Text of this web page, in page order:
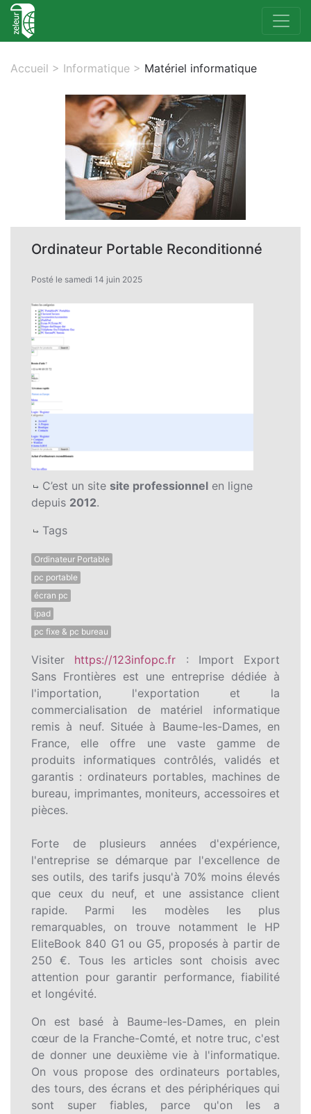
Accueil > Informatique > Matériel informatique
Ordinateur Portable Reconditionné
Posté le samedi 14 juin 2025
C’est un site site professionnel en ligne
depuis 2012.
Tags
Ordinateur Portable
pc portable
écran pc
ipad
pc fixe & pc bureau
Visiter https://123infopc.fr : Import Export
Sans Frontières est une entreprise dédiée à
l'importation, l'exportation et la
commercialisation de matériel informatique
remis à neuf. Située à Baume-les-Dames, en
France, elle offre une vaste gamme de
produits informatiques contrôlés, validés et
garantis : ordinateurs portables, machines de
bureau, imprimantes, moniteurs, accessoires et
pièces.
Forte de plusieurs années d'expérience,
l'entreprise se démarque par l'excellence de
ses outils, des tarifs jusqu'à 70% moins élevés
que ceux du neuf, et une assistance client
rapide. Parmi les modèles les plus
remarquables, on trouve notamment le HP
EliteBook 840 G1 ou G5, proposés à partir de
250 €. Tous les articles sont choisis avec
attention pour garantir performance, fiabilité
et longévité.
On est basé à Baume-les-Dames, en plein
cœur de la Franche-Comté, et notre truc, c'est
de donner une deuxième vie à l'informatique.
On vous propose des ordinateurs portables,
des tours, des écrans et des périphériques qui
sont super fiables, parce qu'on les a